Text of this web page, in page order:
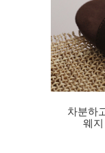
차분하
웨